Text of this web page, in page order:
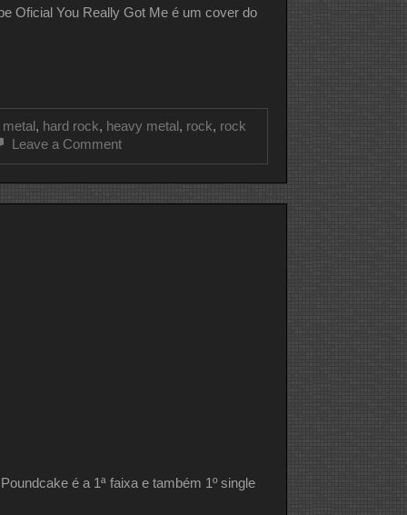
Oficial You Really Got Me é um cover do
, hard rock, heavy metal, rock, rock
Leave a Commenton
VAN
é a 1ª faixa e também 1º single